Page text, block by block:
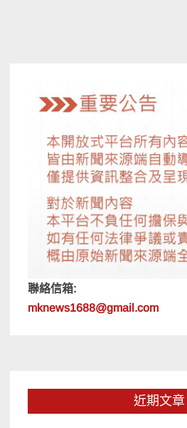
聯絡信箱:
mknews1688@gmail.com
近期文章